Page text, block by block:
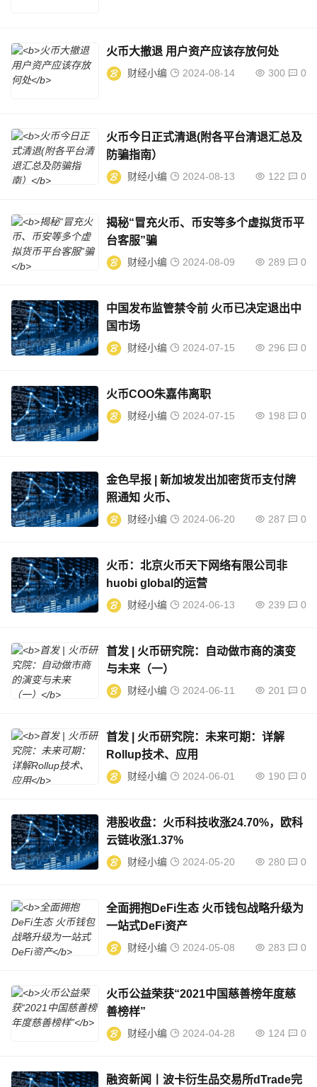
火币大撤退 用户资产应该存放何处
财经小编 2024-08-14 300 0
火币今日正式清退(附各平台清退汇总及
防骗指南）
财经小编 2024-08-13 122 0
揭秘“冒充火币、币安等多个虚拟货币平
台客服”骗
财经小编 2024-08-09 289 0
中国发布监管禁令前 火币已决定退出中
国市场
财经小编 2024-07-15 296 0
火币COO朱嘉伟离职
财经小编 2024-07-15 198 0
金色早报 | 新加坡发出加密货币支付牌
照通知 火币、
财经小编 2024-06-20 287 0
火币：北京火币天下网络有限公司非
huobi global的运营
财经小编 2024-06-13 239 0
首发 | 火币研究院：自动做市商的演变
与未来（一）
财经小编 2024-06-11 201 0
首发 | 火币研究院：未来可期：详解
Rollup技术、应用
财经小编 2024-06-01 190 0
港股收盘：火币科技收涨24.70%，欧科
云链收涨1.37%
财经小编 2024-05-20 280 0
全面拥抱DeFi生态 火币钱包战略升级为
一站式DeFi资产
财经小编 2024-05-08 283 0
火币公益荣获“2021中国慈善榜年度慈
善榜样”
财经小编 2024-04-28 124 0
融资新闻丨波卡衍生品交易所dTrade完